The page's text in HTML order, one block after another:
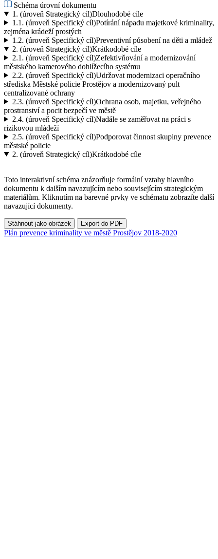
Schéma úrovní dokumentu
1. (úroveň Strategický cíl)Dlouhodobé cíle
1.1. (úroveň Specifický cíl)Potírání nápadu majetkové kriminality,
zejména krádeží prostých
1.2. (úroveň Specifický cíl)Preventivní působení na děti a mládež
2. (úroveň Strategický cíl)Krátkodobé cíle
2.1. (úroveň Specifický cíl)Zefektivňování a modernizování
městského kamerového dohlížecího systému
2.2. (úroveň Specifický cíl)Udržovat modernizaci operačního
střediska Městské policie Prostějov a modernizovaný pult
centralizované ochrany
2.3. (úroveň Specifický cíl)Ochrana osob, majetku, veřejného
prostranství a pocit bezpečí ve městě
2.4. (úroveň Specifický cíl)Nadále se zaměřovat na práci s
rizikovou mládeží
2.5. (úroveň Specifický cíl)Podporovat činnost skupiny prevence
městské policie
2. (úroveň Strategický cíl)Krátkodobé cíle
Toto interaktivní schéma znázorňuje formální vztahy hlavního
dokumentu k dalším navazujícím nebo souvisejícím strategickým
materiálům. Kliknutím na barevné prvky ve schématu zobrazíte další
navazující dokumenty.
Stáhnout jako obrázek Export do PDF
Plán prevence kriminality ve městě Prostějov 2018-2020